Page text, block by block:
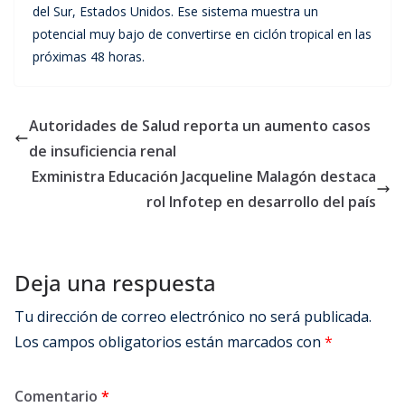
del Sur, Estados Unidos. Ese sistema muestra un
potencial muy bajo de convertirse en ciclón tropical en las
próximas 48 horas.
Autoridades de Salud reporta un aumento casos
de insuficiencia renal
Exministra Educación Jacqueline Malagón destaca
rol Infotep en desarrollo del país
Deja una respuesta
Tu dirección de correo electrónico no será publicada.
Los campos obligatorios están marcados con *
Comentario *